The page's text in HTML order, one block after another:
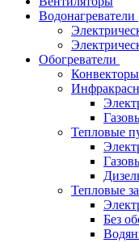
Водонагреватели
Обогреватели
Тепловые
Тепловые
Без